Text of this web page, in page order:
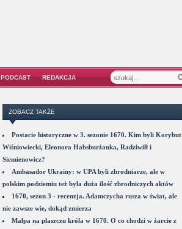
PODCAST REDAKCJA
ZOBACZ TAKŻE
Postacie historyczne w 3. sezonie 1670. Kim byli Korybut
Wiśniowiecki, Eleonora Habsburżanka, Radziwiłł i
Siemienowicz?
Ambasador Ukrainy: w UPA byli zbrodniarze, ale w
polskim podziemiu też była duża ilość zbrodniczych aktów
1670, sezon 3 - recenzja. Adamczycha rusza w świat, ale
nie zawsze wie, dokąd zmierza
Małpa na płaszczu króla w 1670. O co chodzi w żarcie z